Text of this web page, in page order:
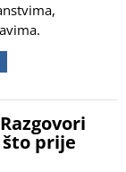
prije